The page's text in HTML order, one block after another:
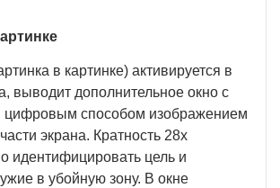
в картинке) активируется в
выводит дополнительное окно с
цифровым способом изображением
экрана. Кратность 28х
идентифицировать цель и
в убойную зону. В окне